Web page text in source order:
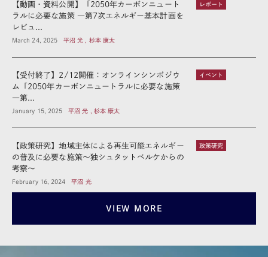
レポート
【動画・資料公開】「2050年カーボンニュート
ラルに必要な施策 ―第7次エネルギー基本計画を
レビュ...
March 24, 2025 平沼 光 , 杉本 康太
イベント
【受付終了】2/12開催：オンラインシンポジウ
ム「2050年カーボンニュートラルに必要な施策
―第...
January 15, 2025 平沼 光 , 杉本 康太
政策研究
【政策研究】地域主体による再生可能エネルギー
の普及に必要な施策～独シュタットベルケからの
考察～
February 16, 2024 平沼 光
VIEW MORE